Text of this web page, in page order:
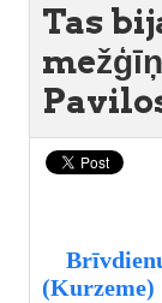
Tas
(Kurzeme)